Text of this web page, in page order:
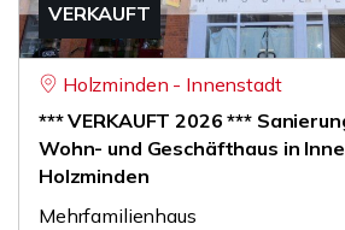
VERKAUFT
Holzminden - Innenstadt
*** VERKAUFT 2026 ***
Wohn- und Geschäfthaus in
Holzminden
Mehrfamilienhaus